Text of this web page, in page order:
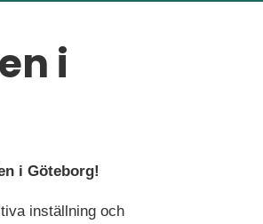
i
i Göteborg!
inställning och